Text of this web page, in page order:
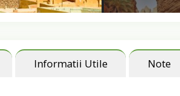
Informatii Utile Note